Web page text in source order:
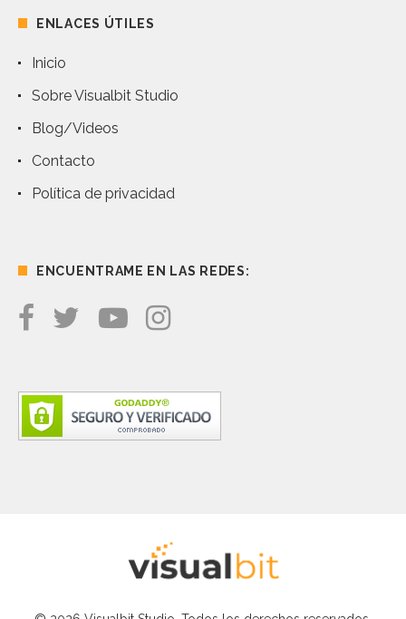
ENLACES ÚTILES
Inicio
Sobre Visualbit Studio
Blog/Videos
Contacto
Política de privacidad
ENCUENTRAME EN LAS REDES: